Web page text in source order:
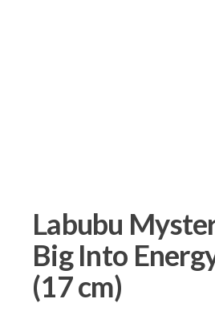
Labubu
Big Into
(17 cm)